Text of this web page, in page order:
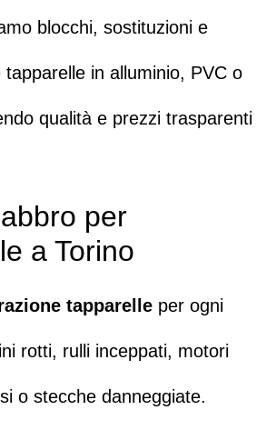
blocchi, sostituzioni e
tapparelle in alluminio, PVC o
qualità e prezzi trasparenti
per
a Torino
tapparelle per ogni
rotti, rulli inceppati, motori
o stecche danneggiate.